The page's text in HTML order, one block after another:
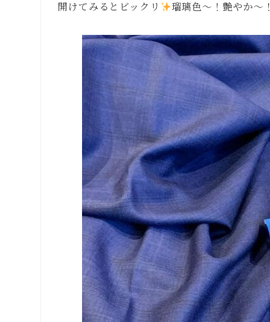
開けてみるとビックリ 瑠璃色〜！艶やか〜！